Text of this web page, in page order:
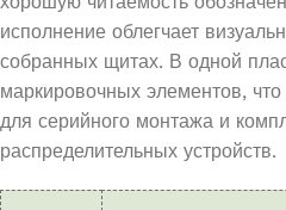
исполнение облегчает
собранных щитах. В одной
маркировочных элементов,
для серийного монтажа и
распределительных устройств.